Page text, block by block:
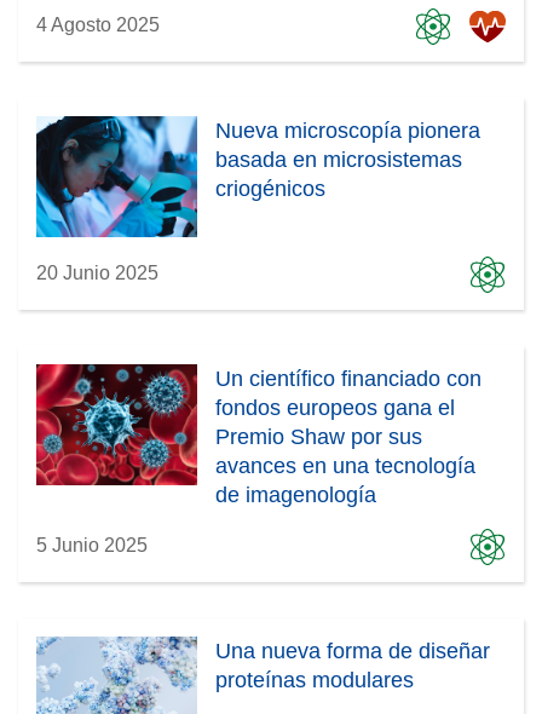
4 Agosto 2025
Nueva microscopía pionera
basada en microsistemas
criogénicos
20 Junio 2025
Un científico financiado con
fondos europeos gana el
Premio Shaw por sus
avances en una tecnología
de imagenología
5 Junio 2025
Una nueva forma de diseñar
proteínas modulares